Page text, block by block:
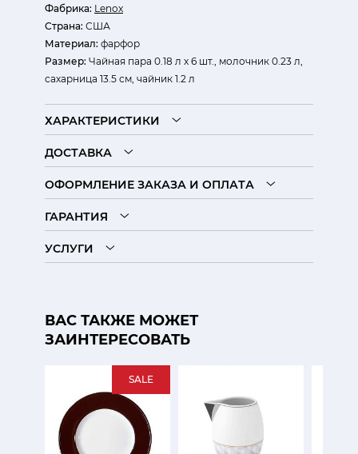
Фабрика: Lenox
Страна: США
Материал: фарфор
Размер: Чайная пара 0.18 л х 6 шт., молочник 0.23 л,
сахарница 13.5 см, чайник 1.2 л
ХАРАКТЕРИСТИКИ
ДОСТАВКА
ОФОРМЛЕНИЕ ЗАКАЗА И ОПЛАТА
ГАРАНТИЯ
УСЛУГИ
ВАС ТАКЖЕ МОЖЕТ
ЗАИНТЕРЕСОВАТЬ
SALE